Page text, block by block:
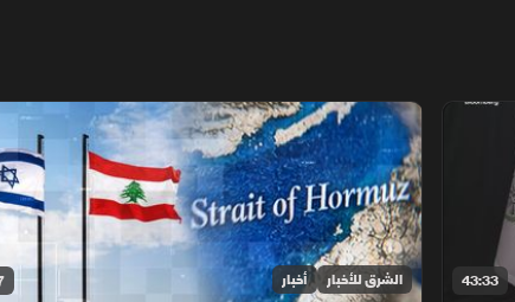
43:33 الشرق للأخبار أخبار